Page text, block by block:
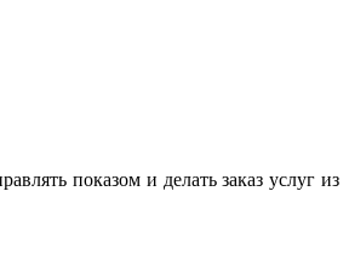
показом и делать заказ услуг из